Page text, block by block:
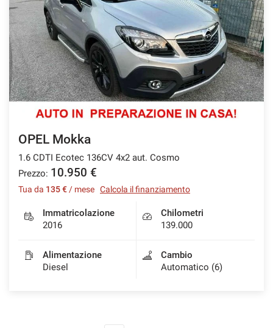
OPEL Mokka
1.6 CDTI Ecotec 136CV 4x2 aut. Cosmo
Prezzo: 10.950 €
Tua da 135 € / mese Calcola il finanziamento
Immatricolazione
2016
Chilometri
139.000
Alimentazione
Diesel
Cambio
Automatico (6)